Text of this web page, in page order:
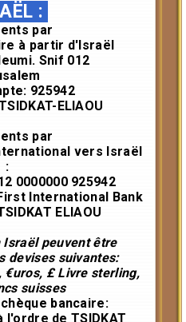
:
par
à partir d'Israël
Snif 012
925942
ELIAOU
par
vers Israël
:
0000000 925942
International Bank
ELIAOU
peuvent être
devises suivantes:
€uros, £ Livre sterling,
suisses
bancaire:
l'ordre de TSIDKAT